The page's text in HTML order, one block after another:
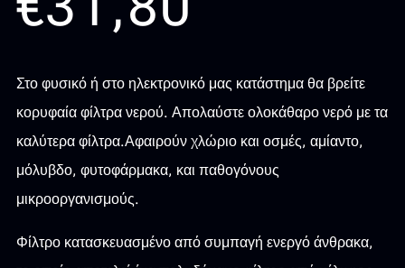
Στο φυσικό ή στο ηλεκτρονικό μας κατάστημα θα βρείτε
κορυφαία φίλτρα νερού. Απολαύστε ολοκάθαρο νερό με τα
καλύτερα φίλτρα.Αφαιρούν χλώριο και οσμές, αμίαντο,
μόλυβδο, φυτοφάρμακα, και παθογόνους
μικροοργανισμούς.
Φίλτρο κατασκευασμένο από συμπαγή ενεργό άνθρακα,